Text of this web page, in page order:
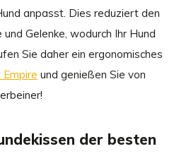
anpasst. Dies reduziert den
Gelenke, wodurch Ihr Hund
Sie daher ein ergonomisches
und genießen Sie von
der besten